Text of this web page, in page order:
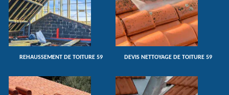
REHAUSSEMENT DE TOITURE 59 DEVIS NETTOYAGE DE TOITURE 59